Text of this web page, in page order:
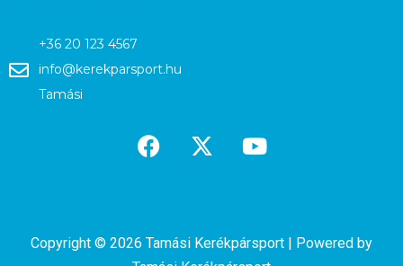
+36 20 123 4567
info@kerekparsport.hu
Tamási
Copyright © 2026 Tamási Kerékpársport | Powered by